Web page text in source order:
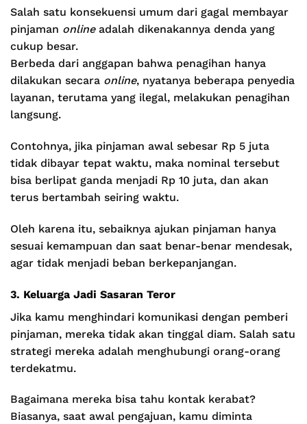
Salah satu konsekuensi umum dari gagal membayar
pinjaman onlineadalah dikenakannya denda yang
cukup besar.
Berbeda dari anggapan bahwa penagihan hanya
dilakukan secara online, nyatanya beberapa penyedia
layanan, terutama yang ilegal, melakukan penagihan
langsung.
Contohnya, jika pinjaman awal sebesar Rp 5 juta
tidak dibayar tepat waktu, maka nominal tersebut
bisa berlipat ganda menjadi Rp 10 juta, dan akan
terus bertambah seiring waktu.
Oleh karena itu, sebaiknya ajukan pinjaman hanya
sesuai kemampuan dan saat benar-benar mendesak,
agar tidak menjadi beban berkepanjangan.
3. Keluarga Jadi Sasaran Teror
Jika kamu menghindari komunikasi dengan pemberi
pinjaman, mereka tidak akan tinggal diam. Salah satu
strategi mereka adalah menghubungi orang-orang
terdekatmu.
Bagaimana mereka bisa tahu kontak kerabat?
Biasanya, saat awal pengajuan, kamu diminta